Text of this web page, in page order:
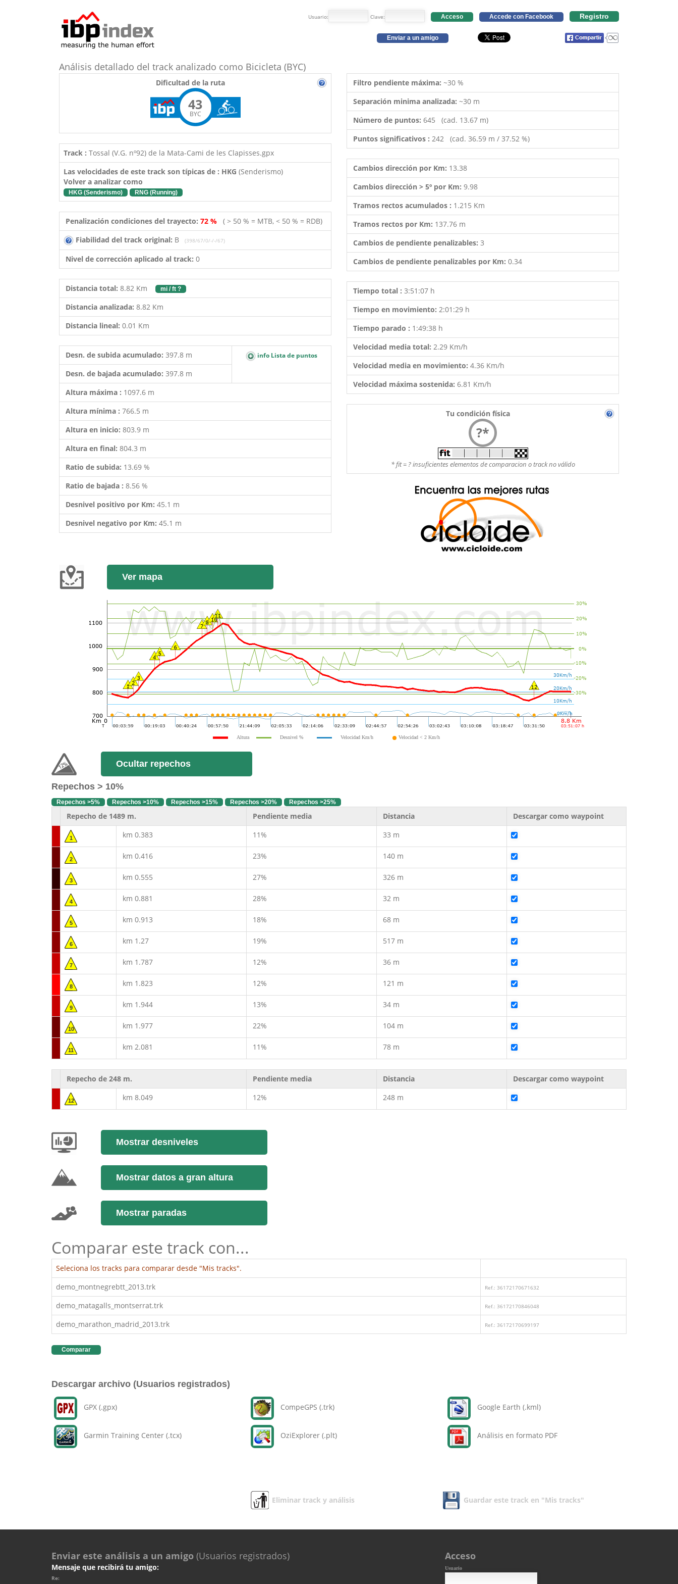
Usuario: Clave: Acceso Accede con Facebook Registro
Enviar a un amigo
Análisis detallado del track analizado como Bicicleta (BYC)
Dificultad de la ruta
43
BYC
Track : Tossal (V.G. nº92) de la Mata-Cami de les Clapisses.gpx
Las velocidades de este track son típicas de : HKG (Senderismo)
Volver a analizar como
HKG (Senderismo) RNG (Running)
Penalización condiciones del trayecto: 72 % ( > 50 % = MTB, < 50 % = RDB)
Fiabilidad del track original: B (398/67/0/-/-/67)
Nivel de corrección aplicado al track: 0
Distancia total: 8.82 Km mi / ft ?
Distancia analizada: 8.82 Km
Distancia lineal: 0.01 Km
Desn. de subida acumulado: 397.8 m info Lista de puntos
Desn. de bajada acumulado: 397.8 m
Altura máxima : 1097.6 m
Altura mínima : 766.5 m
Altura en inicio: 803.9 m
Altura en final: 804.3 m
Ratio de subida: 13.69 %
Ratio de bajada : 8.56 %
Desnivel positivo por Km: 45.1 m
Desnivel negativo por Km: 45.1 m
Filtro pendiente máxima: ~30 %
Separación minima analizada: ~30 m
Número de puntos: 645 (cad. 13.67 m)
Puntos significativos : 242 (cad. 36.59 m / 37.52 %)
Cambios dirección por Km: 13.38
Cambios dirección > 5º por Km: 9.98
Tramos rectos acumulados : 1.215 Km
Tramos rectos por Km: 137.76 m
Cambios de pendiente penalizables: 3
Cambios de pendiente penalizables por Km: 0.34
Tiempo total : 3:51:07 h
Tiempo en movimiento: 2:01:29 h
Tiempo parado : 1:49:38 h
Velocidad media total: 2.29 Km/h
Velocidad media en movimiento: 4.36 Km/h
Velocidad máxima sostenida: 6.81 Km/h
Tu condición física
?*
* fit = ? insuficientes elementos de comparacion o track no válido
Ver mapa
Altura Desnivel % Velocidad Km/h Velocidad < 2 Km/h
Ocultar repechos
Repechos > 10%
Repechos >5% Repechos >10% Repechos >15% Repechos >20% Repechos >25%
Repecho de 1489 m. Pendiente media Distancia Descargar como waypoint
1 km 0.383 11% 33 m
2 km 0.416 23% 140 m
3 km 0.555 27% 326 m
4 km 0.881 28% 32 m
5 km 0.913 18% 68 m
6 km 1.27 19% 517 m
7 km 1.787 12% 36 m
8 km 1.823 12% 121 m
9 km 1.944 13% 34 m
10 km 1.977 22% 104 m
11 km 2.081 11% 78 m
Repecho de 248 m. Pendiente media Distancia Descargar como waypoint
12 km 8.049 12% 248 m
Mostrar desniveles
Mostrar datos a gran altura
Mostrar paradas
Comparar este track con...
Seleciona los tracks para comparar desde "Mis tracks".
demo_montnegrebtt_2013.trk
Ref.: 36172170671632
demo_matagalls_montserrat.trk Ref.: 36172170846048
demo_marathon_madrid_2013.trk Ref.: 36172170699197
Comparar
Descargar archivo (Usuarios registrados)
GPX (.gpx)
Garmin Training Center (.tcx)
CompeGPS (.trk)
OziExplorer (.plt)
Google Earth (.kml)
Análisis en formato PDF
Eliminar track y análisis Guardar este track en "Mis tracks"
Enviar este análisis a un amigo (Usuarios registrados)
Mensaje que recibirá tu amigo:
Re:
Acceso
Usuario